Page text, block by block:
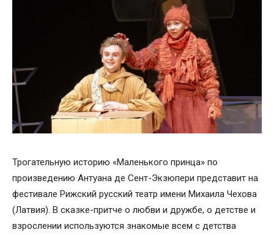
Трогательную историю «Маленького принца» по
произведению Антуана де Сент-Экзюпери представит на
фестивале Рижский русский театр имени Михаила Чехова
(Латвия). В сказке-притче о любви и дружбе, о детстве и
взрослении используются знакомые всем с детства